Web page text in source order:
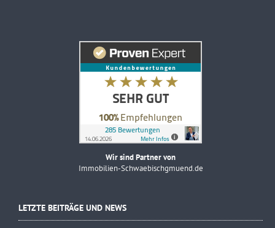
Wir sind Partner von
Immobilien-Schwaebischgmuend.de
LETZTE BEITRÄGE UND NEWS